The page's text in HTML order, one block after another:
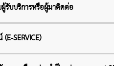
รับบริการหรือผู้มาติดต่อ
SERVICE)